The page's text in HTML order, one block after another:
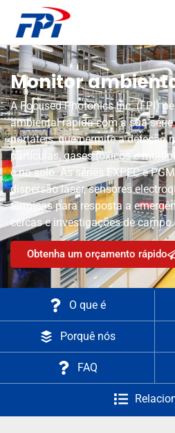
Monitor
A Focused Photonics Inc. (FPI)
ambiental rápida com a sua
portáteis, que permite a deteção
partículas, gases tóxicos e
e no solo. As séries EXPEC e
dispersão laser, sensores
térmicas para resposta a
cercas e investigações de campo.
Obtenha um orçamento rápido
O que é
Porquê nós
FAQ